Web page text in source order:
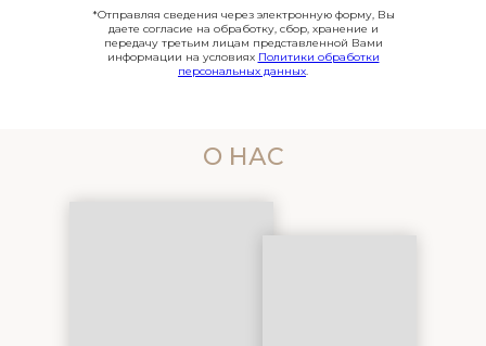
*Отправляя сведения через электронную форму, Вы
даете согласие на обработку, сбор, хранение и
передачу третьим лицам представленной Вами
информации на условиях Политики обработки
персональных данных.
О НАС